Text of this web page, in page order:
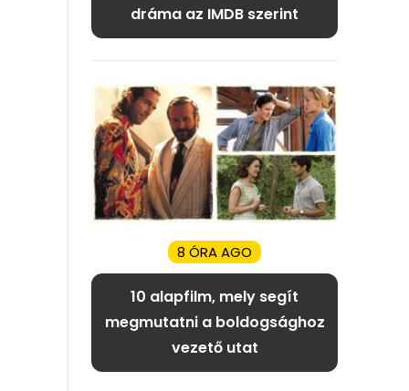
dráma az IMDB szerint
8 ÓRA AGO
10 alapfilm, mely segít
megmutatni a boldogsághoz
vezető utat